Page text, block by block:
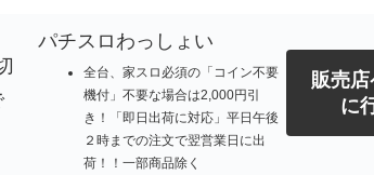
パチスロわっしょい
全台、家スロ必須の「コイン不要
機付」不要な場合は2,000円引
き！「即日出荷に対応」平日午後
２時までの注文で翌営業日に出
荷！！一部商品除く
販売
に